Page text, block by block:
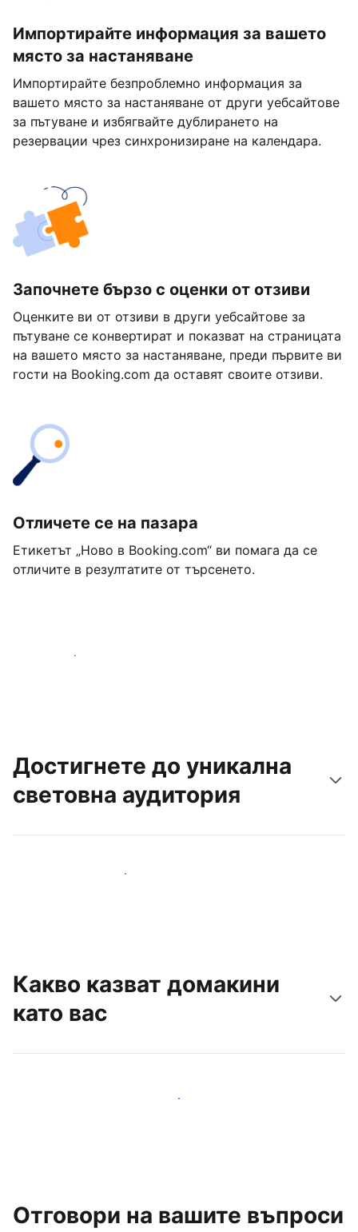
Импортирайте информация за вашето
място за настаняване
Импортирайте безпроблемно информация за
вашето място за настаняване от други уебсайтове
за пътуване и избягвайте дублирането на
резервации чрез синхронизиране на календара.
Започнете бързо с оценки от отзиви
Оценките ви от отзиви в други уебсайтове за
пътуване се конвертират и показват на страницата
на вашето място за настаняване, преди първите ви
гости на Booking.com да оставят своите отзиви.
Отличете се на пазара
Етикетът „Ново в Booking.com“ ви помага да се
отличите в резултатите от търсенето.
Започнете днес
Достигнете до уникална
световна аудитория
Достигнете до нови гости днес
Какво казват домакини
като вас
Отговори на вашите въпроси